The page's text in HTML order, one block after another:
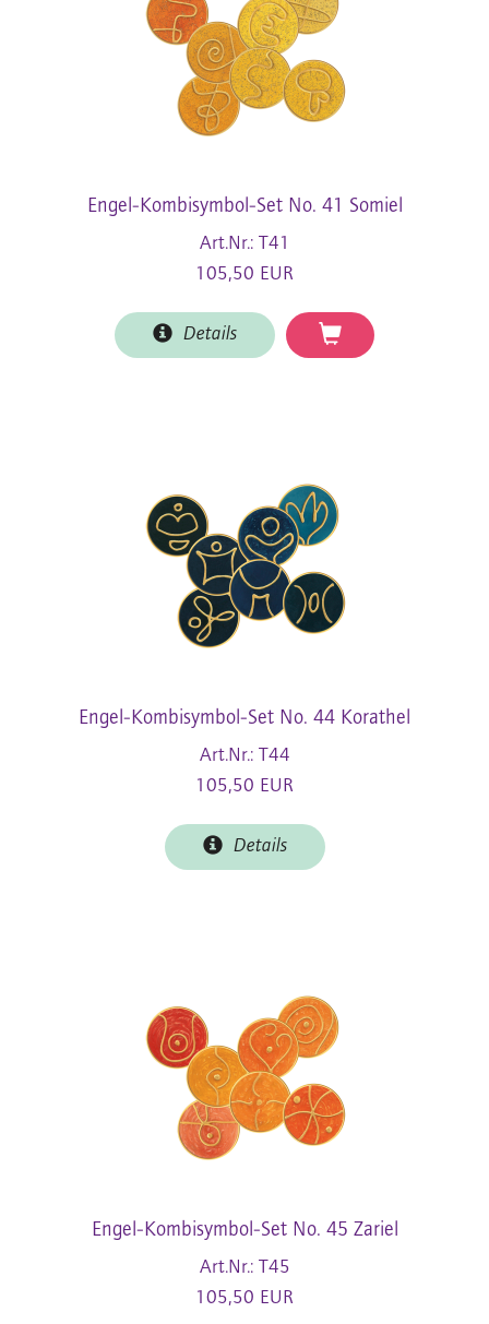
Engel-Kombisymbol-Set No. 41 Somiel
Art.Nr.: T41
105,50 EUR
Details
Engel-Kombisymbol-Set No. 44 Korathel
Art.Nr.: T44
105,50 EUR
Details
Engel-Kombisymbol-Set No. 45 Zariel
Art.Nr.: T45
105,50 EUR